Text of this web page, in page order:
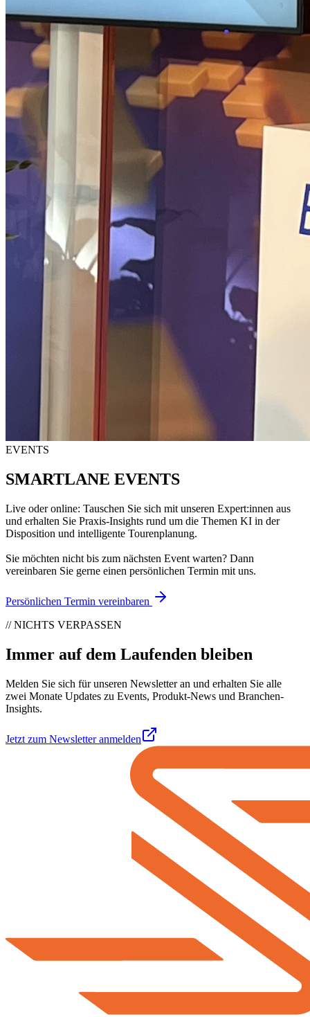
EVENTS
SMARTLANE EVENTS
Live oder online: Tauschen Sie sich mit unseren Expert:innen aus
und erhalten Sie Praxis-Insights rund um die Themen KI in der
Disposition und intelligente Tourenplanung.
Sie möchten nicht bis zum nächsten Event warten? Dann
vereinbaren Sie gerne einen persönlichen Termin mit uns.
Persönlichen Termin vereinbaren
// NICHTS VERPASSEN
Immer auf dem Laufenden bleiben
Melden Sie sich für unseren Newsletter an und erhalten Sie alle
zwei Monate Updates zu Events, Produkt-News und Branchen-
Insights.
Jetzt zum Newsletter anmelden